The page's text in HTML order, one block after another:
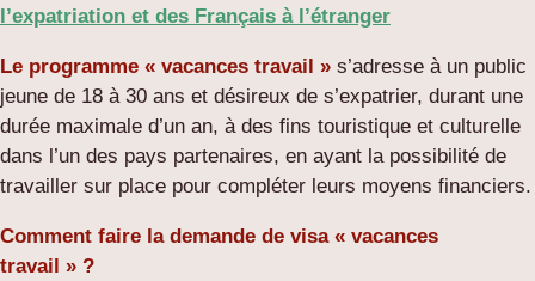
l’expatriation et des Français à l’étranger
Le programme « vacances travail » s’adresse à un public
jeune de 18 à 30 ans et désireux de s’expatrier, durant une
durée maximale d’un an, à des fins touristique et culturelle
dans l’un des pays partenaires, en ayant la possibilité de
travailler sur place pour compléter leurs moyens financiers.
Comment faire la demande de visa « vacances
travail » ?